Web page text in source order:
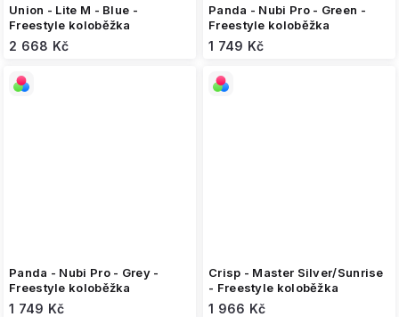
Union - Lite M - Blue -
Freestyle koloběžka
2 668 Kč
Panda - Nubi Pro - Green -
Freestyle koloběžka
1 749 Kč
Panda - Nubi Pro - Grey -
Freestyle koloběžka
1 749 Kč
Crisp - Master Silver/Sunrise
- Freestyle koloběžka
1 966 Kč